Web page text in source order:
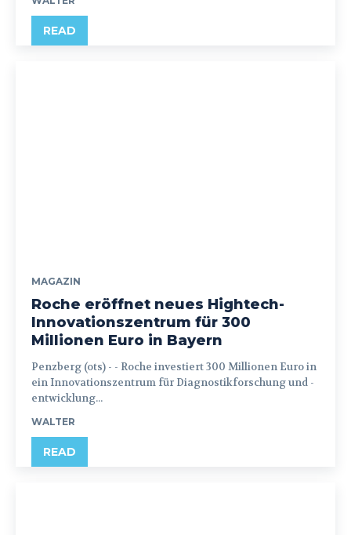
READ
MAGAZIN
Roche eröffnet neues Hightech-
Innovationszentrum für 300
Millionen Euro in Bayern
Penzberg (ots) - - Roche investiert 300 Millionen Euro in
ein Innovationszentrum für Diagnostikforschung und -
entwicklung...
WALTER
READ